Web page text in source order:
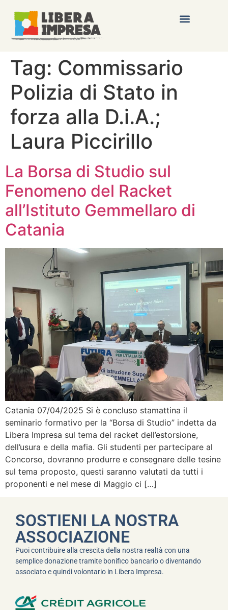
Tag: Commissario
Polizia di Stato in
forza alla D.i.A.;
Laura Piccirillo
La Borsa di Studio sul
Fenomeno del Racket
all’Istituto Gemmellaro di
Catania
Catania 07/04/2025 Si è concluso stamattina il
seminario formativo per la “Borsa di Studio” indetta da
Libera Impresa sul tema del racket dell’estorsione,
dell’usura e della mafia. Gli studenti per partecipare al
Concorso, dovranno produrre e consegnare delle tesine
sul tema proposto, questi saranno valutati da tutti i
proponenti e nel mese di Maggio ci […]
SOSTIENI LA NOSTRA
ASSOCIAZIONE
Puoi contribuire alla crescita della nostra realtà con una
semplice donazione tramite bonifico bancario o diventando
associato e quindi volontario in Libera Impresa.